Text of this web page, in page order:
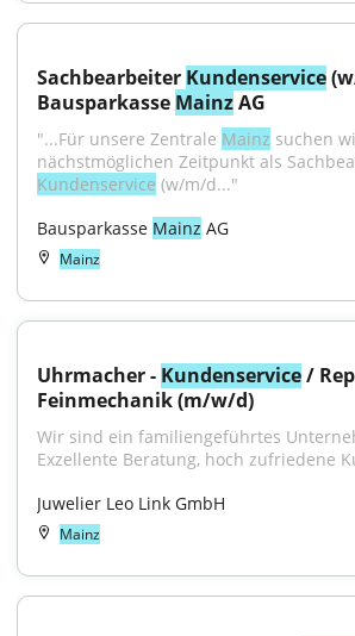
Sachbearbeiter Kundenservice
Bausparkasse Mainz AG
"...Für unsere Zentrale Mainz suchen
Kundenservice (w/m/d..."
Bausparkasse Mainz AG
Mainz
Uhrmacher - Kundenservice /
Feinmechanik (m/w/d)
Wir sind ein familiengeführtes
Exzellente Beratung, hoch zufriedene
Juwelier Leo Link GmbH
Mainz